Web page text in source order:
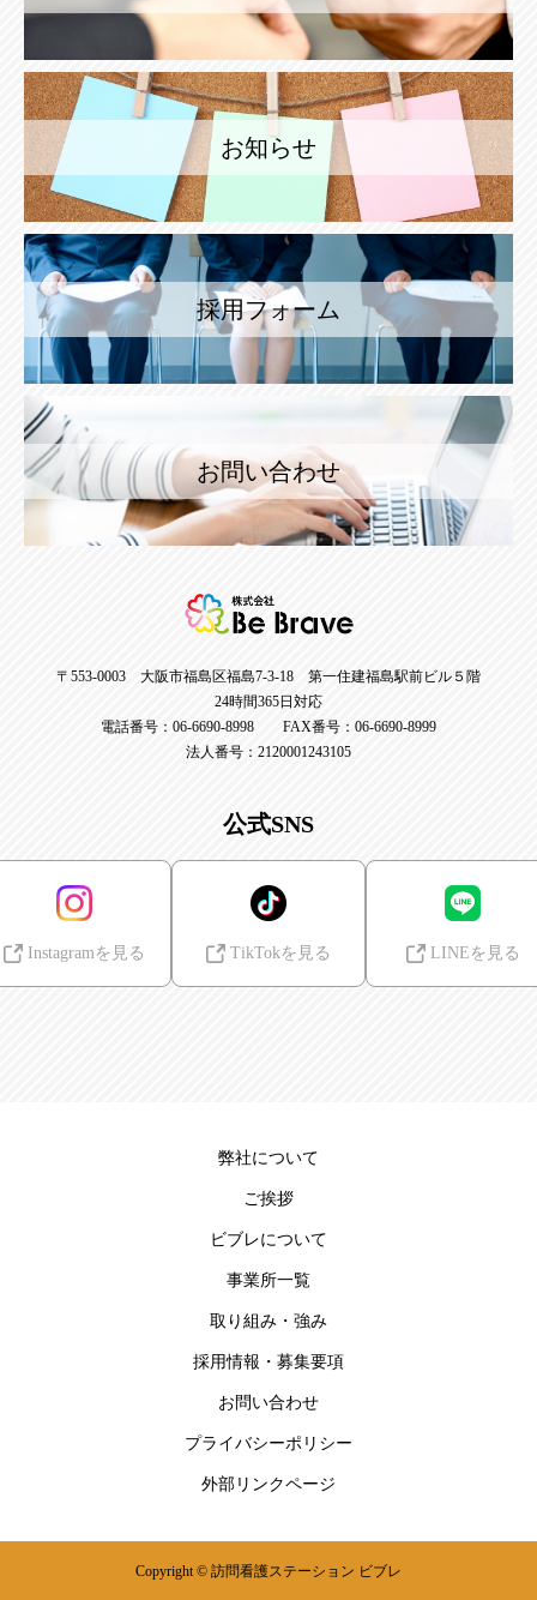
お知らせ
採用フォーム
お問い合わせ
〒553-0003 大阪市福島区福島7-3-18 第一住建福島駅前ビル５階
24時間365日対応
電話番号：06-6690-8998 FAX番号：06-6690-8999
法人番号：2120001243105
公式SNS
Instagramを見る TikTokを見る LINEを見る
弊社について
ご挨拶
ビブレについて
事業所一覧
取り組み・強み
採用情報・募集要項
お問い合わせ
プライバシーポリシー
外部リンクページ
Copyright © 訪問看護ステーション ビブレ